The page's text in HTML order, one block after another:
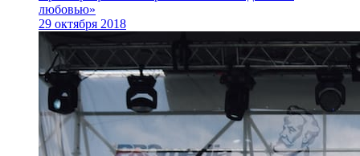
любовью»
29 октября 2018